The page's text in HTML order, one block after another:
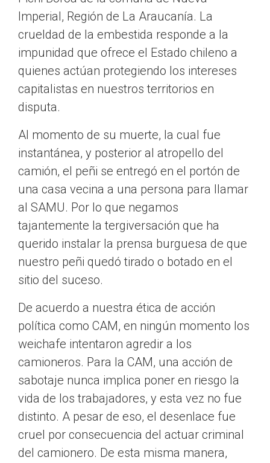
Imperial, Región de La Araucanía. La
crueldad de la embestida responde a la
impunidad que ofrece el Estado chileno a
quienes actúan protegiendo los intereses
capitalistas en nuestros territorios en
disputa.
Al momento de su muerte, la cual fue
instantánea, y posterior al atropello del
camión, el peñi se entregó en el portón de
una casa vecina a una persona para llamar
al SAMU. Por lo que negamos
tajantemente la tergiversación que ha
querido instalar la prensa burguesa de que
nuestro peñi quedó tirado o botado en el
sitio del suceso.
De acuerdo a nuestra ética de acción
política como CAM, en ningún momento los
weichafe intentaron agredir a los
camioneros. Para la CAM, una acción de
sabotaje nunca implica poner en riesgo la
vida de los trabajadores, y esta vez no fue
distinto. A pesar de eso, el desenlace fue
cruel por consecuencia del actuar criminal
del camionero. De esta misma manera,